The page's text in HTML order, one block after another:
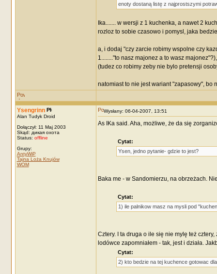
enoty dostaną listę z najprostszymi
Ika....... w wersji z 1 kuchenka, a nawet 2
rozloz to sobie czasowo i pomysl, jaka
a, i dodaj "czy zarcie robimy wspolne czy
1........"to nasz majonez a to wasz
(tudez co robimy zeby nie bylo pretensji
natomiast to nie jest wariant "zapasowy", bo
Ysengrinn
Alan Tudyk Droid
Dołączył: 11 Maj 2003
Skąd: дикая охота
Status: offline
Grupy:
AntyWiP
Tajna Loża Knujów
WOM
Wysłany: 06-04-2007, 13:51
As IKa said. Aha, możliwe, że da się
Cytat:
Ysen, jedno pytanie- gdzie to jest?
Baka me - w Sandomierzu, na obrzeżach.
Cytat:
1) ile palnikow masz na mysli pod
Cztery. I ta druga o ile się nie mylę też
lodówce zapomniałem - tak, jest i działa.
Cytat:
2) kto bedzie na tej kuchence gotowac